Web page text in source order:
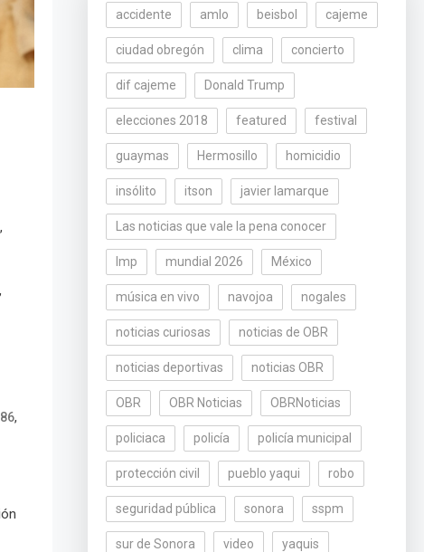
,
,
,
accidente amlo beisbol cajeme
ciudad obregón clima concierto
dif cajeme Donald Trump
elecciones 2018 featured festival
guaymas Hermosillo homicidio
insólito itson javier lamarque
Las noticias que vale la pena conocer
lmp mundial 2026 México
música en vivo navojoa nogales
noticias curiosas noticias de OBR
noticias deportivas noticias OBR
OBR OBR Noticias OBRNoticias
policiaca policía policía municipal
protección civil pueblo yaqui robo
seguridad pública sonora sspm
sur de Sonora video yaquis